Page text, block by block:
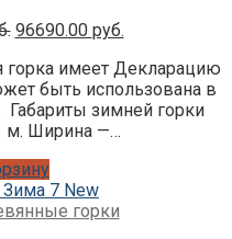
Original
was:
107433.00 руб..
96690.00 руб.Current
is:
96690.00
имеет Декларацию
быть использована в
зимней горки
м. Ширина —…
горки